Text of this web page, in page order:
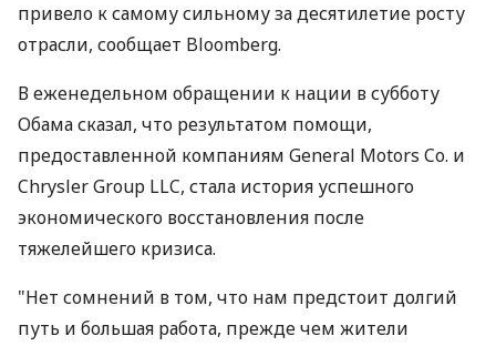
привело к самому сильному за десятилетие росту
отрасли, сообщает Bloomberg.
В еженедельном обращении к нации в субботу
Обама сказал, что результатом помощи,
предоставленной компаниям General Motors Co. и
Chrysler Group LLC, стала история успешного
экономического восстановления после
тяжелейшего кризиса.
"Нет сомнений в том, что нам предстоит долгий
путь и большая работа, прежде чем жители